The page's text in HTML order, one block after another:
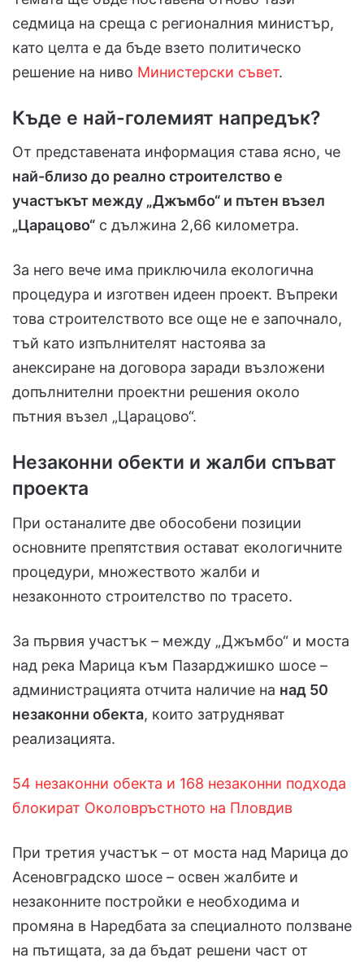
седмица на среща с регионалния министър,
като целта е да бъде взето политическо
решение на ниво Министерски съвет.
Къде е най-големият напредък?
От представената информация става ясно, че
най-близо до реално строителство е
участъкът между „Джъмбо“ и пътен възел
„Царацово“ с дължина 2,66 километра.
За него вече има приключила екологична
процедура и изготвен идеен проект. Въпреки
това строителството все още не е започнало,
тъй като изпълнителят настоява за
анексиране на договора заради възложени
допълнителни проектни решения около
пътния възел „Царацово“.
Незаконни обекти и жалби спъват
проекта
При останалите две обособени позиции
основните препятствия остават екологичните
процедури, множеството жалби и
незаконното строителство по трасето.
За първия участък – между „Джъмбо“ и моста
над река Марица към Пазарджишко шосе –
администрацията отчита наличие на над 50
незаконни обекта, които затрудняват
реализацията.
54 незаконни обекта и 168 незаконни подхода
блокират Околовръстното на Пловдив
При третия участък – от моста над Марица до
Асеновградско шосе – освен жалбите и
незаконните постройки е необходима и
промяна в Наредбата за специалното ползване
на пътищата, за да бъдат решени част от